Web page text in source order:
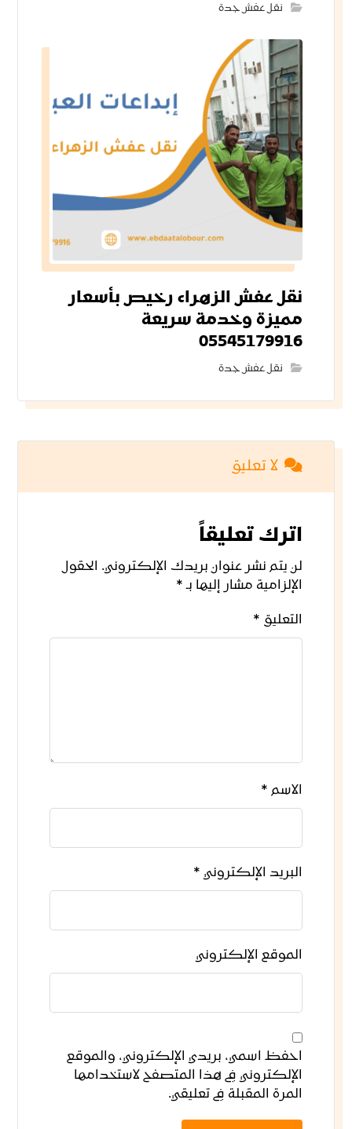
نقل عفش جدة
نقل عفش الزهراء رخيص بأسعار
مميزة وخدمة سريعة
05545179916
نقل عفش جدة
لا تعليق
اترك تعليقاً
لن يتم نشر عنوان بريدك الإلكتروني. الحقول
الإلزامية مشار إليها بـ *
التعليق *
الاسم *
البريد الإلكتروني *
الموقع الإلكتروني
احفظ اسمي، بريدي الإلكتروني، والموقع
الإلكتروني في هذا المتصفح لاستخدامها
المرة المقبلة في تعليقي.